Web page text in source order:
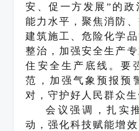
安、促一方发展”的
能力水平，聚焦消防
建筑施工、危险化学
整治，加强安全生产
住安全生产底线。要
范，加强气象预报预
对，守护好人民群众生
会议强调，扎实
动，强化科技赋能增